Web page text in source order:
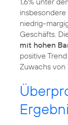
niedrig-
Geschäfts.
mit hohen
positive
Zuwachs von